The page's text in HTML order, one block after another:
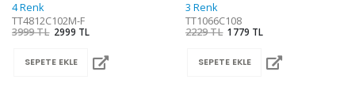
4 Renk
TT4812C102M-F
3999 TL 2999 TL
SEPETE EKLE
3 Renk
TT1066C108
2229 TL 1779 TL
SEPETE EKLE